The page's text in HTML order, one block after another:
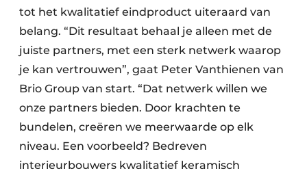
tot het kwalitatief eindproduct uiteraard van
belang. “Dit resultaat behaal je alleen met de
juiste partners, met een sterk netwerk waarop
je kan vertrouwen”, gaat Peter Vanthienen van
Brio Group van start. “Dat netwerk willen we
onze partners bieden. Door krachten te
bundelen, creëren we meerwaarde op elk
niveau. Een voorbeeld? Bedreven
interieurbouwers kwalitatief keramisch